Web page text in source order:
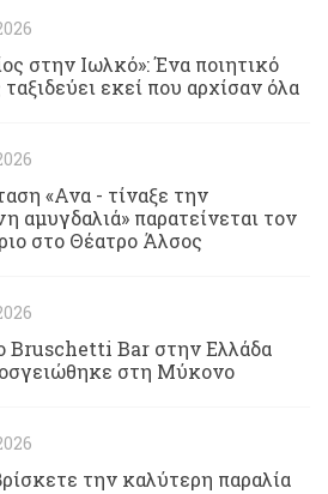
στην Ιωλκό»: Ένα ποιητικό
εκεί που αρχίσαν όλα
«Ανα - τίναξε την
αμυγδαλιά» παρατείνεται τον
στο Θέατρο Άλσος
Bruschetti Bar στην Ελλάδα
στη Μύκονο
την καλύτερη παραλία